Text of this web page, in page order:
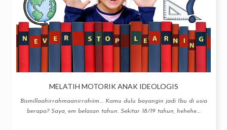
MELATIH MOTORIK ANAK IDEOLOGIS
Bismillaahirrahmaanirrahiim.... Kamu dulu bayangin jadi Ibu di usia
berapa? Saya, em belasan tahun. Sekitar 18/19 tahun, hehehe....